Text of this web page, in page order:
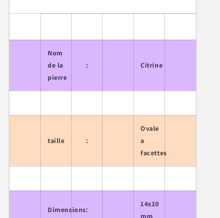
Nom
de la
pierre
: Citrine
taille :
Ovale
a
facettes
Dimensions:
14x10
mm